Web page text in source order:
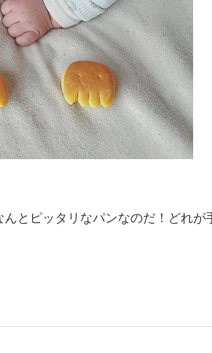
とピッタリなパンなのだ！どれ